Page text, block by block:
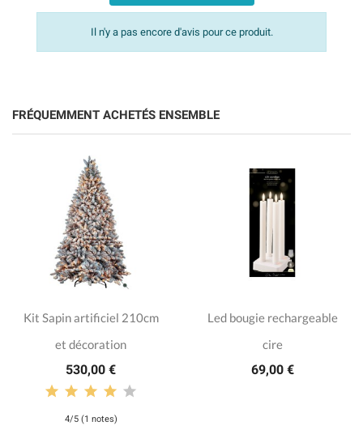
Il n'y a pas encore d'avis pour ce produit.
FRÉQUEMMENT ACHETÉS ENSEMBLE
Kit Sapin artificiel 210cm
et décoration
530,00 €
4/5 (1 notes)
Led bougie rechargeable
cire
69,00 €